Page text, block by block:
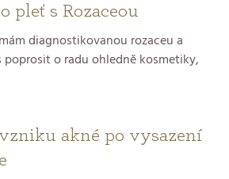
pleť s Rozaceou
diagnostikovanou rozaceu a
poprosit o radu ohledně kosmetiky,
akné po vysazení